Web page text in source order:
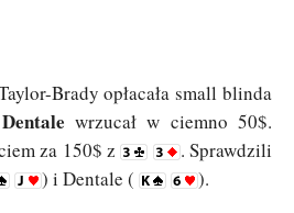
Brady opłacała small blinda
Dentale wrzucał w ciemno 50$.
za 150$ z
. Sprawdzili
) i Dentale ( ).